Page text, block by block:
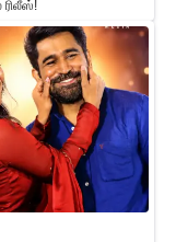
ரிலீஸ்!